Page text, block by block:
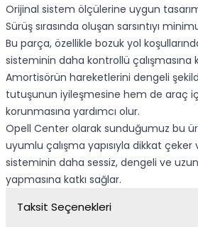
Orijinal sistem ölçülerine uygun
Sürüş sırasında oluşan sarsıntıyı
Bu parça, özellikle bozuk yol
sisteminin daha kontrollü çalışmasına
Amortisörün hareketlerini dengeli
tutuşunun iyileşmesine hem de araç
korunmasına yardımcı olur.
Opell Center olarak sunduğumuz bu
uyumlu çalışma yapısıyla dikkat çeker
sisteminin daha sessiz, dengeli ve
yapmasına katkı sağlar.
Taksit Seçenekleri